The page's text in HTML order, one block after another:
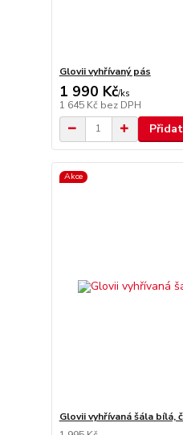
Glovii vyhřívaný pás
1 990 Kč/ks
1 645 Kč bez DPH
Akce
Glovii vyhřívaná šála bílá,